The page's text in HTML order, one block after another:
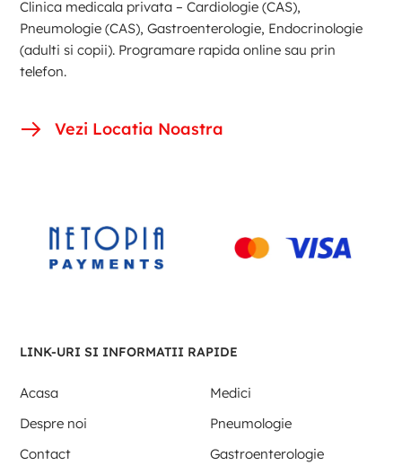
Clinica medicala privata – Cardiologie (CAS),
Pneumologie (CAS), Gastroenterologie, Endocrinologie
(adulti si copii). Programare rapida online sau prin
telefon.
Vezi Locatia Noastra
LINK-URI SI INFORMATII RAPIDE
Acasa
Medici
Despre noi
Pneumologie
Contact
Gastroenterologie